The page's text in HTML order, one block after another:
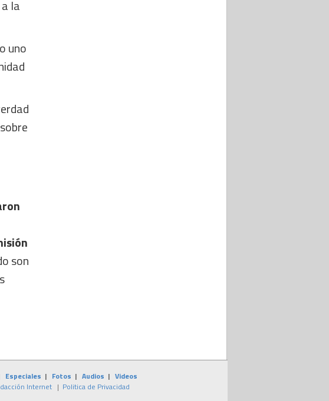
la
uno
son
Especiales | Fotos | Audios | Videos
Internet | Politica de Privacidad